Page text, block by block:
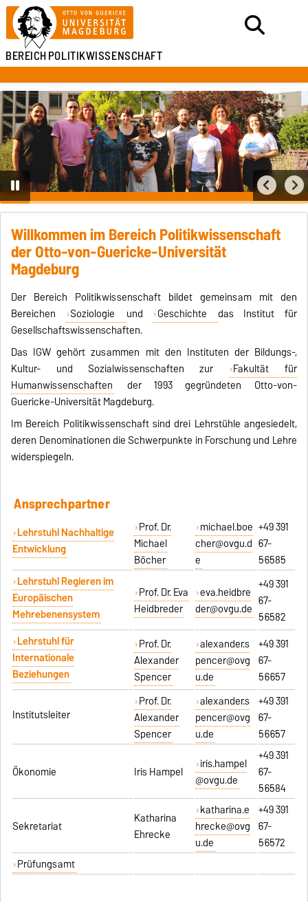
BEREICHPOLITIKWISSENSCHAFT
Willkommen im Bereich Politikwissenschaft
der Otto-von-Guericke-Universität
Magdeburg
Der Bereich Politikwissenschaft bildet gemeinsam mit den
Bereichen
Soziologie und Geschichte das Institut für
Gesellschaftswissenschaften.
Das IGW gehört zusammen mit den Instituten der Bildungs-,
Kultur- und Sozialwissenschaften zur
Fakultät für
Humanwissenschaften
der 1993 gegründeten Otto-von-
Guericke-Universität Magdeburg.
Im Bereich Politikwissenschaft sind drei Lehrstühle angesiedelt,
deren Denominationen die Schwerpunkte in Forschung und Lehre
widerspiegeln.
Ansprechpartner
Lehrstuhl Nachhaltige
Entwicklung
Prof. Dr.
Michael
Böcher
michael.boe
cher@ovgu.d
e
+49 391
67-
56585
Lehrstuhl Regieren im
Europäischen
Mehrebenensystem
Prof. Dr. Eva
Heidbreder
eva.heidbre
der@ovgu.de
+49 391
67-
56582
Lehrstuhl für
Internationale
Beziehungen
Prof. Dr.
Alexander
Spencer
alexander.s
pencer@ovg
u.de
+49 391
67-
56657
Institutsleiter
Prof. Dr.
Alexander
Spencer
alexander.s
pencer@ovg
u.de
+49 391
67-
56657
Ökonomie Iris Hampel
iris.hampel
@ovgu.de
+49 391
67-
56584
Sekretariat
Katharina
Ehrecke
katharina.e
hrecke@ovg
u.de
+49 391
67-
56572
Prüfungsamt